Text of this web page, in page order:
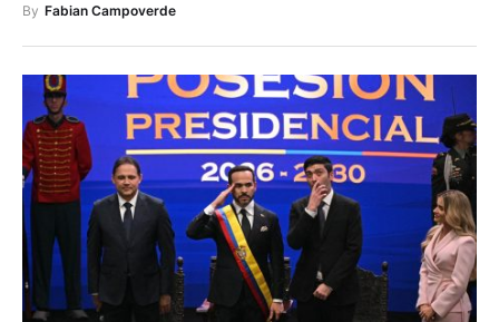
By Fabian Campoverde